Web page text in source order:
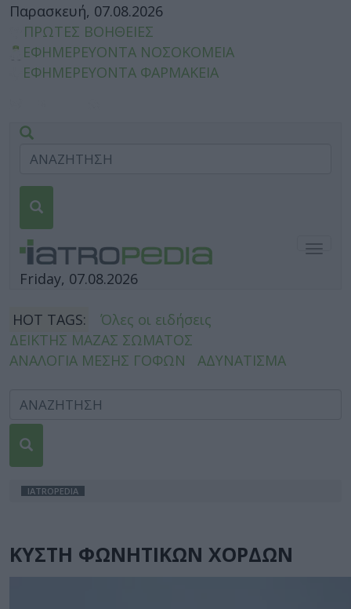
Παρασκευή, 07.08.2026
ΠΡΩΤΕΣ ΒΟΗΘΕΙΕΣ
ΕΦΗΜΕΡΕΥΟΝΤΑ ΝΟΣΟΚΟΜΕΙΑ
ΕΦΗΜΕΡΕΥΟΝΤΑ ΦΑΡΜΑΚΕΙΑ
Friday, 07.08.2026
HOT TAGS:
Όλες οι ειδήσεις
ΔΕΙΚΤΗΣ ΜΑΖΑΣ ΣΩΜΑΤΟΣ
ΑΝΑΛΟΓΙΑ ΜΕΣΗΣ ΓΟΦΩΝ
ΑΔΥΝΑΤΙΣΜΑ
IATROPEDIA
ΚΥΣΤΗ ΦΩΝΗΤΙΚΩΝ ΧΟΡΔΩΝ